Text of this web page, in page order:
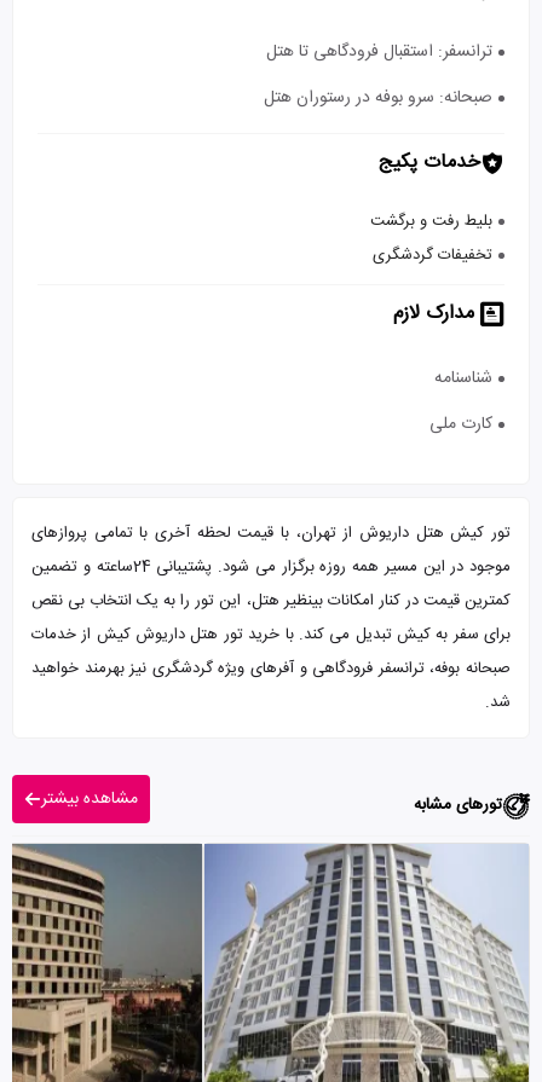
ترانسفر: استقبال فرودگاهی تا هتل
صبحانه: سرو بوفه در رستوران هتل
خدمات پکیج
بلیط رفت و برگشت
تخفیفات گردشگری
مدارک لازم
شناسنامه
کارت ملی
تور کیش هتل داریوش از تهران، با قیمت لحظه آخری با تمامی پروازهای
موجود در این مسیر همه روزه برگزار می شود. پشتیبانی 24ساعته و تضمین
کمترین قیمت در کنار امکانات بینظیر هتل، این تور را به یک انتخاب بی نقص
برای سفر به کیش تبدیل می کند. با خرید تور هتل داریوش کیش از خدمات
صبحانه بوفه، ترانسفر فرودگاهی و آفرهای ویژه گردشگری نیز بهرمند خواهید
شد.
تورهای مشابه مشاهده بیشتر